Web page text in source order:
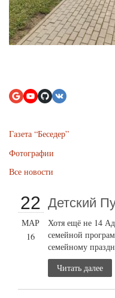
Газета “Беседер”
Фотографии
Все новости
22
МАР
16
Детский
Хотя ещё не 14
семейной
семейному
Читать далее